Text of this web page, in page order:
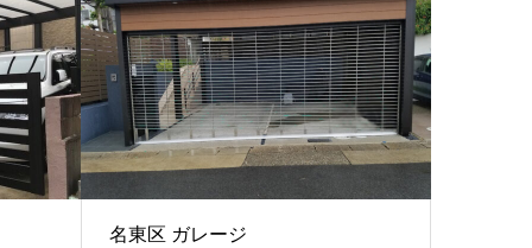
名東区 ガレージ